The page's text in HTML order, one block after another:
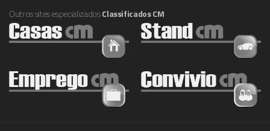
Outros sites especializadosClassificados CM